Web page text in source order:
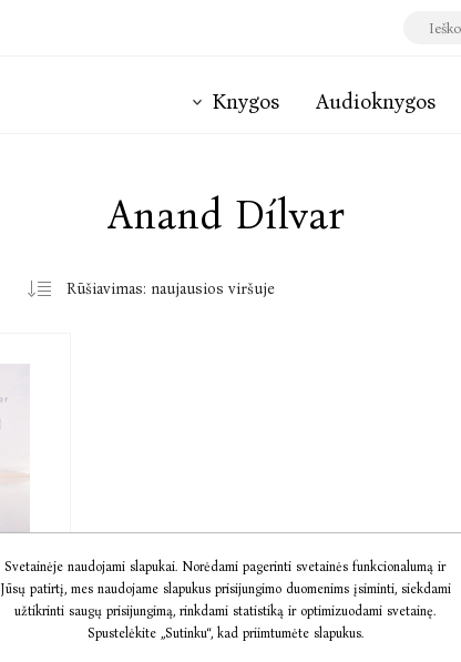
Knygos Audioknygos
Anand Dílvar
Svetainėje naudojami slapukai. Norėdami pagerinti svetainės funkcionalumą ir
Jūsų patirtį, mes naudojame slapukus prisijungimo duomenims įsiminti, siekdami
užtikrinti saugų prisijungimą, rinkdami statistiką ir optimizuodami svetainę.
Spustelėkite „Sutinku“, kad priimtumėte slapukus.